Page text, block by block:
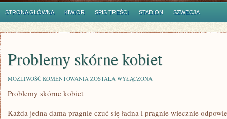
STRONA GŁÓWNA KIWIOR SPIS TREŚCI STADION SZWECJA
Problemy skórne kobiet
MOŻLIWOŚĆ KOMENTOWANIA PROBLEMY
ZOSTAŁA WYŁĄCZONA
Problemy skórne kobiet
Każda jedna dama pragnie czuć się ładna i pragnie wiecznie